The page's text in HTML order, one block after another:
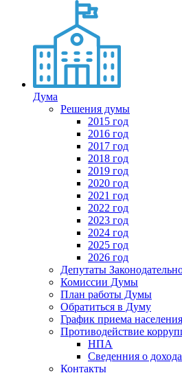
Дума
Решения думы
2015 год
2016 год
2017 год
2018 год
2019 год
2020 год
2021 год
2022 год
2023 год
2024 год
2025 год
2026 год
Депутаты
Комиссии Думы
План работы Думы
Обратиться в Думу
График приема населения
Противодействие
НПА
Сведенния о
Контакты